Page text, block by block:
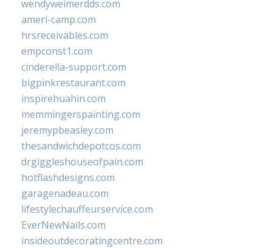
wendyweimerdds.com
ameri-camp.com
hrsreceivables.com
empconst1.com
cinderella-support.com
bigpinkrestaurant.com
inspirehuahin.com
memmingerspainting.com
jeremypbeasley.com
thesandwichdepotcos.com
drgiggleshouseofpain.com
hotflashdesigns.com
garagenadeau.com
lifestylechauffeurservice.com
EverNewNails.com
insideoutdecoratingcentre.com